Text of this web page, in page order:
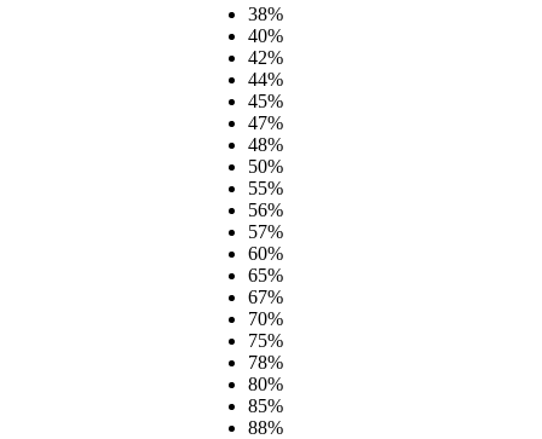
38%
40%
42%
44%
45%
47%
48%
50%
55%
56%
57%
60%
65%
67%
70%
75%
78%
80%
85%
88%